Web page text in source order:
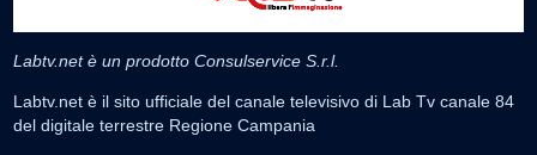
Labtv.net è un prodotto Consulservice S.r.l.
Labtv.net è il sito ufficiale del canale televisivo di Lab Tv canale 84
del digitale terrestre Regione Campania